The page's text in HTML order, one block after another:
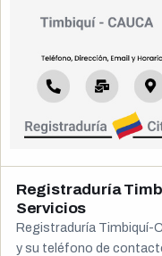
Registraduría
Servicios
Registraduría Timbiquí-
y su teléfono de